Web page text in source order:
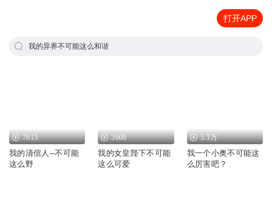
打开APP
我的异界不可能这么和谐
7613
我的清倌人--不可能
这么野
3608
我的女皇陛下不可能
这么可爱
5.3万
我一个小奥不可能这
么厉害吧？